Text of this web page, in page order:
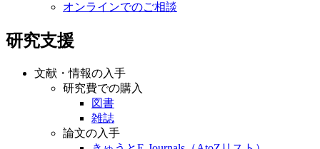
オンラインでのご相談
研究支援
文献・情報の入手
研究費での購入
図書
雑誌
論文の入手